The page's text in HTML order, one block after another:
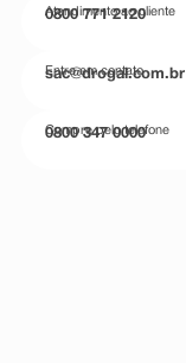
Atendimento ao cliente
0800 771 2120
Entre em contato
sac@drogal.com.br
Compre pelo telefone
0800 347 0000